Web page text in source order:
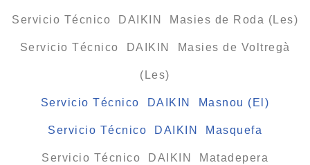
Servicio Técnico DAIKIN Masies de Roda (Les)
Servicio Técnico DAIKIN Masies de Voltregà
(Les)
Servicio Técnico DAIKIN Masnou (El)
Servicio Técnico DAIKIN Masquefa
Servicio Técnico DAIKIN Matadepera